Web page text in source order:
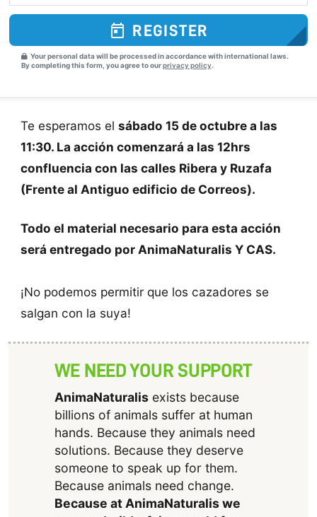
REGISTER
Your personal data will be processed in accordance with international laws.
By completing this form, you agree to ourprivacy policy.
Te esperamos el sábado 15 de octubre a las
11:30. La acción comenzará a las 12hrs
confluencia con las calles Ribera y Ruzafa
(Frente al Antiguo edificio de Correos).
Todo el material necesario para esta acción
será entregado por AnimaNaturalis Y CAS.
¡No podemos permitir que los cazadores se
salgan con la suya!
WE NEED YOUR SUPPORT
AnimaNaturalisexists because
billions of animals suffer at human
hands. Because they animals need
solutions. Because they deserve
someone to speak up for them.
Because animals need change.
Because at AnimaNaturalis we